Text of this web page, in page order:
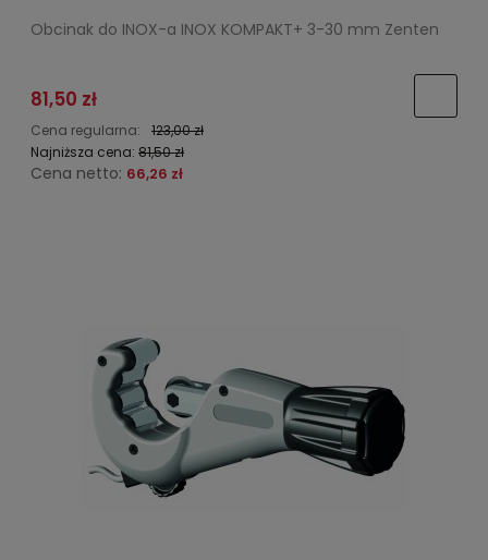
Obcinak do INOX-a INOX KOMPAKT+ 3-30 mm Zenten
81,50 zł
Cena regularna:
123,00 zł
Najniższa cena: 81,50 zł
Cena netto: 66,26 zł